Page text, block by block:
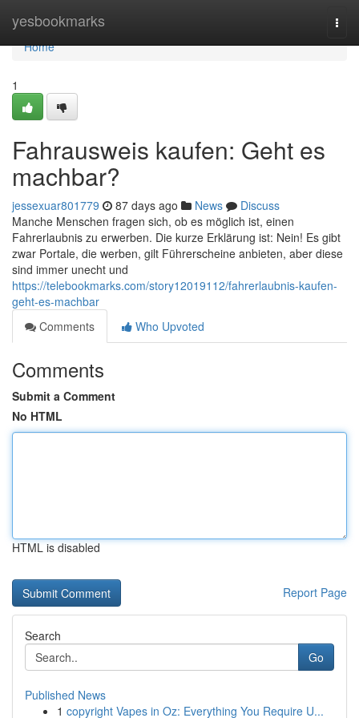
yesbookmarks
Home
Home
1
Fahrausweis kaufen: Geht es
machbar?
jessexuar801779 87 days ago News
Discuss
Manche Menschen fragen sich, ob es möglich ist, einen
Fahrerlaubnis zu erwerben. Die kurze Erklärung ist: Nein! Es gibt
zwar Portale, die werben, gilt Führerscheine anbieten, aber diese
sind immer unecht und
https://telebookmarks.com/story12019112/fahrerlaubnis-kaufen-
geht-es-machbar
Comments
Who Upvoted
Comments
Submit a Comment
No HTML
HTML is disabled
Report Page
Search
Go
Published News
1 copyright Vapes in Oz: Everything You Require U...